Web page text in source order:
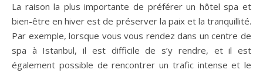
La raison la plus importante de préférer un hôtel spa et
bien-être en hiver est de préserver la paix et la tranquillité.
Par exemple, lorsque vous vous rendez dans un centre de
spa à Istanbul, il est difficile de s’y rendre, et il est
également possible de rencontrer un trafic intense et le